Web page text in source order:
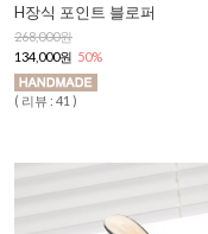
H장식 포인트 블로퍼
268,000원
134,000원 50%
( 리뷰 : 41 )